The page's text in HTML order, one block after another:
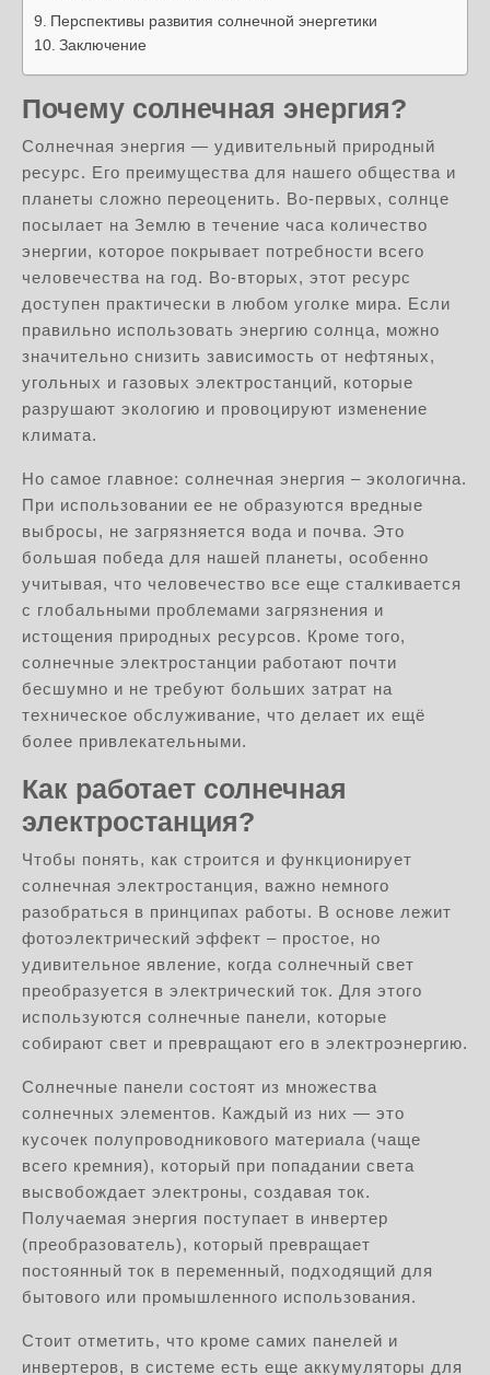
Перспективы развития солнечной энергетики
Заключение
Почему солнечная энергия?
Солнечная энергия — удивительный природный
ресурс. Его преимущества для нашего общества и
планеты сложно переоценить. Во-первых, солнце
посылает на Землю в течение часа количество
энергии, которое покрывает потребности всего
человечества на год. Во-вторых, этот ресурс
доступен практически в любом уголке мира. Если
правильно использовать энергию солнца, можно
значительно снизить зависимость от нефтяных,
угольных и газовых электростанций, которые
разрушают экологию и провоцируют изменение
климата.
Но самое главное: солнечная энергия – экологична.
При использовании ее не образуются вредные
выбросы, не загрязняется вода и почва. Это
большая победа для нашей планеты, особенно
учитывая, что человечество все еще сталкивается
с глобальными проблемами загрязнения и
истощения природных ресурсов. Кроме того,
солнечные электростанции работают почти
бесшумно и не требуют больших затрат на
техническое обслуживание, что делает их ещё
более привлекательными.
Как работает солнечная
электростанция?
Чтобы понять, как строится и функционирует
солнечная электростанция, важно немного
разобраться в принципах работы. В основе лежит
фотоэлектрический эффект – простое, но
удивительное явление, когда солнечный свет
преобразуется в электрический ток. Для этого
используются солнечные панели, которые
собирают свет и превращают его в электроэнергию.
Солнечные панели состоят из множества
солнечных элементов. Каждый из них — это
кусочек полупроводникового материала (чаще
всего кремния), который при попадании света
высвобождает электроны, создавая ток.
Получаемая энергия поступает в инвертер
(преобразователь), который превращает
постоянный ток в переменный, подходящий для
бытового или промышленного использования.
Стоит отметить, что кроме самих панелей и
инвертеров, в системе есть еще аккумуляторы для